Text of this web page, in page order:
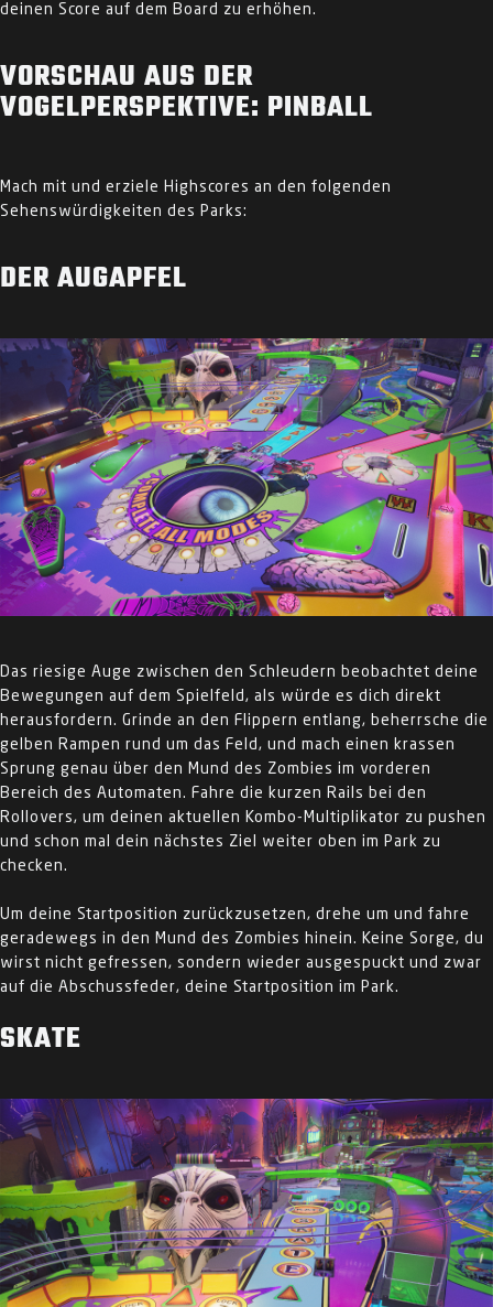
deinen Score auf dem Board zu erhöhen.
VORSCHAU AUS DER
VOGELPERSPEKTIVE: PINBALL
Mach mit und erziele Highscores an den folgenden
Sehenswürdigkeiten des Parks:
DER AUGAPFEL
Das riesige Auge zwischen den Schleudern beobachtet deine
Bewegungen auf dem Spielfeld, als würde es dich direkt
herausfordern. Grinde an den Flippern entlang, beherrsche die
gelben Rampen rund um das Feld, und mach einen krassen
Sprung genau über den Mund des Zombies im vorderen
Bereich des Automaten. Fahre die kurzen Rails bei den
Rollovers, um deinen aktuellen Kombo-Multiplikator zu pushen
und schon mal dein nächstes Ziel weiter oben im Park zu
checken.
Um deine Startposition zurückzusetzen, drehe um und fahre
geradewegs in den Mund des Zombies hinein. Keine Sorge, du
wirst nicht gefressen, sondern wieder ausgespuckt und zwar
auf die Abschussfeder, deine Startposition im Park.
SKATE